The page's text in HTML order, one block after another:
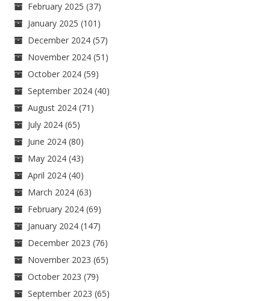
February 2025 (37)
January 2025 (101)
December 2024 (57)
November 2024 (51)
October 2024 (59)
September 2024 (40)
August 2024 (71)
July 2024 (65)
June 2024 (80)
May 2024 (43)
April 2024 (40)
March 2024 (63)
February 2024 (69)
January 2024 (147)
December 2023 (76)
November 2023 (65)
October 2023 (79)
September 2023 (65)